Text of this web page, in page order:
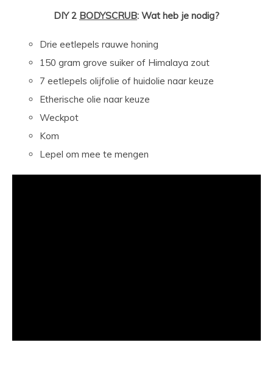
DIY 2 BODYSCRUB: Wat heb je nodig?
Drie eetlepels rauwe honing
150 gram grove suiker of Himalaya zout
7 eetlepels olijfolie of huidolie naar keuze
Etherische olie naar keuze
Weckpot
Kom
Lepel om mee te mengen